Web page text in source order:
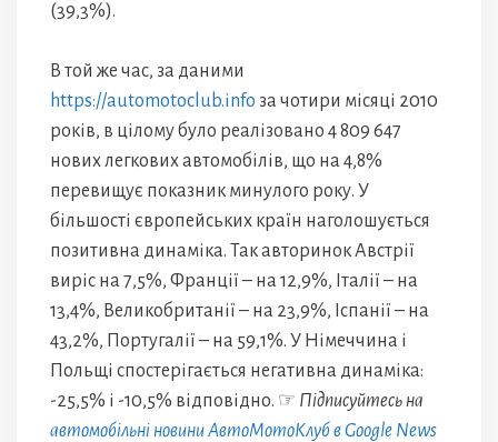
(39,3%).
В той же час, за даними
https://automotoclub.info за чотири місяці 2010
років, в цілому було реалізовано 4 809 647
нових легкових автомобілів, що на 4,8%
перевищує показник минулого року. У
більшості європейських країн наголошується
позитивна динаміка. Так авторинок Австрії
виріс на 7,5%, Франції – на 12,9%, Італії – на
13,4%, Великобританії – на 23,9%, Іспанії – на
43,2%, Португалії – на 59,1%. У Німеччина і
Польщі спостерігається негативна динаміка:
-25,5% і -10,5% відповідно. ☞ Підписуйтесь на
автомобільні новини АвтоМотоКлуб в Google News